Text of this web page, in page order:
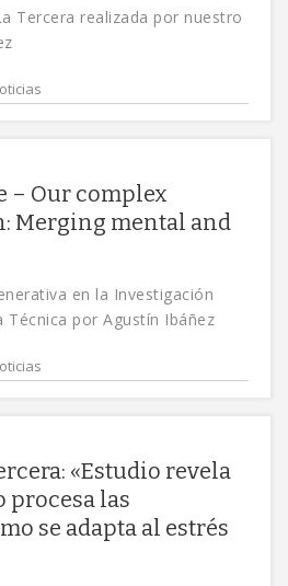
Tercera realizada por nuestro
– Our complex
Merging mental and
en la Investigación
Técnica por Agustín Ibáñez
«Estudio revela
procesa las
se adapta al estrés